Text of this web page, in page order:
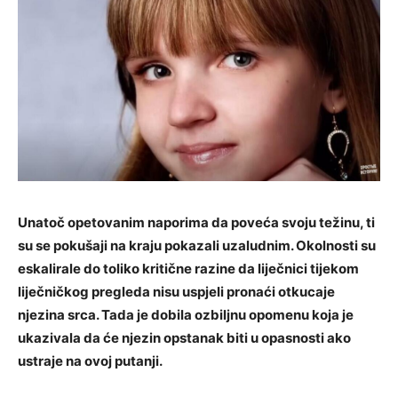
Unatoč opetovanim naporima da poveća svoju težinu, ti
su se pokušaji na kraju pokazali uzaludnim. Okolnosti su
eskalirale do toliko kritične razine da liječnici tijekom
liječničkog pregleda nisu uspjeli pronaći otkucaje
njezina srca. Tada je dobila ozbiljnu opomenu koja je
ukazivala da će njezin opstanak biti u opasnosti ako
ustraje na ovoj putanji.